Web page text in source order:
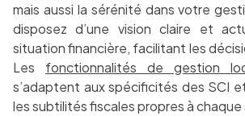
mais aussi la sérénité dans votre
disposez d’une vision claire et
situation financière, facilitant les
Les fonctionnalités de gestion
s’adaptent aux spécificités des SCI
les subtilités fiscales propres à